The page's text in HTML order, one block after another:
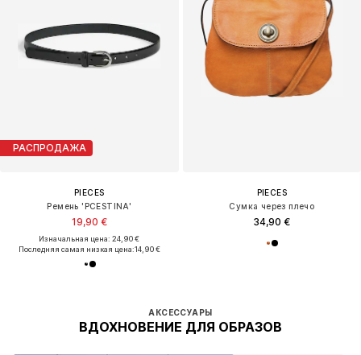
РАСПРОДАЖА
PIECES
Ремень 'PCESTINA'
19,90 €
Изначальная цена: 24,90 €
Последняя самая низкая цена:14,90 €
PIECES
Сумка через плечо
34,90 €
АКСЕССУАРЫ
ВДОХНОВЕНИЕ ДЛЯ ОБРАЗОВ